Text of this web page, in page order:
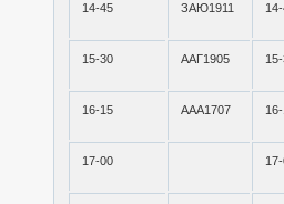
14-45 ЗАЮ1911
15-30 ААГ1905
16-15 ААА1707
17-00